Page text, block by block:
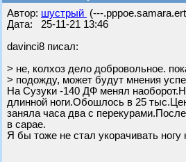
Автор: шустрый (---
Дата: 25-11-21 13:46
davinci8 писал:
> не, колхоз дело добровольное.
> подожду, может будут мнения
На Сузуки -140 ДФ менял
длинной ноги.Обошлось в 25
заняла часа два с
в сарае.
Я бы тоже не стал укорачивать